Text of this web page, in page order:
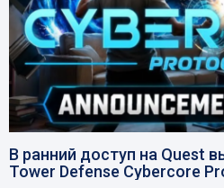
В ранний доступ на Quest
Tower Defense Cybercore